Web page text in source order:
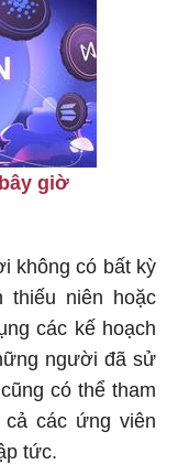
giờ
không có bất kỳ
thiếu niên hoặc
các kế hoạch
người đã sử
có thể tham
các ứng viên
tức.